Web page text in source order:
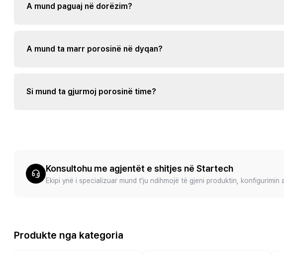
A mund paguaj në dorëzim?
A mund ta marr porosinë në dyqan?
Si mund ta gjurmoj porosinë time?
Konsultohu me agjentët e shitjes në Startech
Ekipi ynë i specializuar mund t'ju ndihmojë të gjeni produktin, konfigurimin
Produkte nga kategoria